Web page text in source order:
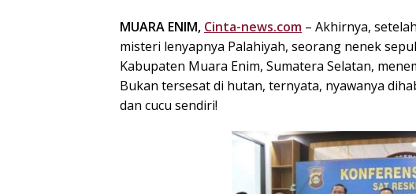
MUARA ENIM, Cinta-news.com – Akhirnya,
misteri lenyapnya Palahiyah, seorang nenek
Kabupaten Muara Enim, Sumatera Selatan,
Bukan tersesat di hutan, ternyata, nyawanya
dan cucu sendiri!